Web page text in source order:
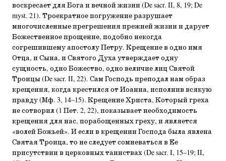
воскресает для Бога и вечной жизни (De sacr. II, 8, 19; De
myst. 21). Троекратное погружение разрушает
многочисленные прегрешения прежней жизни и дарует
Божественное прощение, подобно некогда
согрешившему апостолу Петру. Крещение в одно имя
Отца, и Сына, и Святого Духа утверждает одну
сущность, одно Божество, одно величие лиц Святой
Троицы (De sacr. II, 22). Сам Господь преподал нам образ
крещения, когда крестился от Иоанна, исполнив всякую
правду (Мф. 3, 14–15). Крещение Христа, Который греха
не сотворил (1 Пет. 2, 22), показывает необходимость
крещения для нас, порабощенных греху, и является
«волей Божьей». И если в крещении Господа была явлена
Святая Троица, то не следует сомневаться в Ее
присутствии в церковных таинствах (De sacr. I, 15–19; II,